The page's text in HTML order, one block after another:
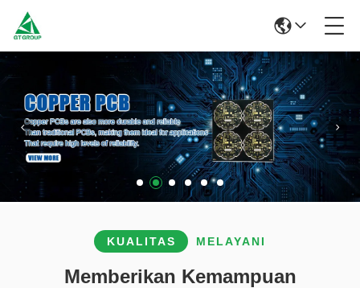
KUALITAS MELAYANI
Memberikan Kemampuan